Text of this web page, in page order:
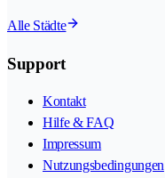
Alle Städte
Support
Kontakt
Hilfe & FAQ
Impressum
Nutzungsbedingungen